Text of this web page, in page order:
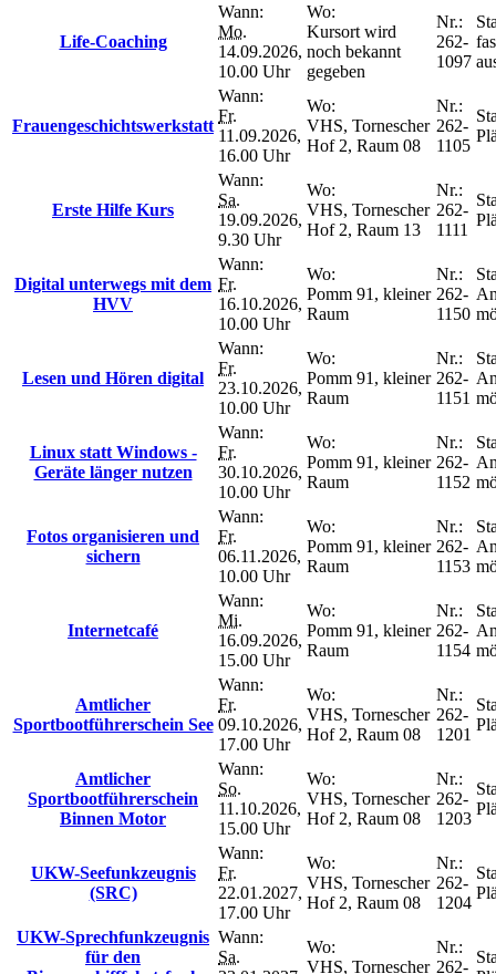
Life-Coaching
Wann:
Mo.
14.09.2026,
10.00 Uhr
Wo:
Kursort wird
noch bekannt
gegeben
Nr.:
262-
1097
Frauengeschichtswerkstatt
Wann:
Fr.
11.09.2026,
16.00 Uhr
Wo:
VHS, Tornescher
Hof 2, Raum 08
Nr.:
262-
1105
Erste Hilfe Kurs
Wann:
Sa.
19.09.2026,
9.30 Uhr
Wo:
VHS, Tornescher
Hof 2, Raum 13
Nr.:
262-
1111
Digital unterwegs mit dem
HVV
Wann:
Fr.
16.10.2026,
10.00 Uhr
Wo:
Pomm 91, kleiner
Raum
Nr.:
262-
1150
Lesen und Hören digital
Wann:
Fr.
23.10.2026,
10.00 Uhr
Wo:
Pomm 91, kleiner
Raum
Nr.:
262-
1151
Linux statt Windows -
Geräte länger nutzen
Wann:
Fr.
30.10.2026,
10.00 Uhr
Wo:
Pomm 91, kleiner
Raum
Nr.:
262-
1152
Fotos organisieren und
sichern
Wann:
Fr.
06.11.2026,
10.00 Uhr
Wo:
Pomm 91, kleiner
Raum
Nr.:
262-
1153
Internetcafé
Wann:
Mi.
16.09.2026,
15.00 Uhr
Wo:
Pomm 91, kleiner
Raum
Nr.:
262-
1154
Amtlicher
Sportbootführerschein See
Wann:
Fr.
09.10.2026,
17.00 Uhr
Wo:
VHS, Tornescher
Hof 2, Raum 08
Nr.:
262-
1201
Amtlicher
Sportbootführerschein
Binnen Motor
Wann:
So.
11.10.2026,
15.00 Uhr
Wo:
VHS, Tornescher
Hof 2, Raum 08
Nr.:
262-
1203
UKW-Seefunkzeugnis
(SRC)
Wann:
Fr.
22.01.2027,
17.00 Uhr
Wo:
VHS, Tornescher
Hof 2, Raum 08
Nr.:
262-
1204
UKW-Sprechfunkzeugnis
für den
Wann:
Sa.
Wo:
VHS, Tornescher
Nr.:
262-